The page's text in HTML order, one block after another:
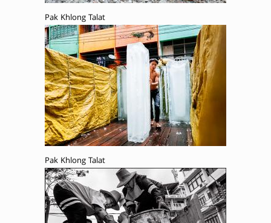
Pak Khlong Talat
Pak Khlong Talat